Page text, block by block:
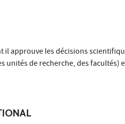
il approuve les décisions
unités de recherche, des